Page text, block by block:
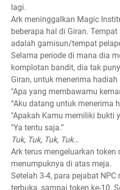
lagi.
Ark meninggalkan Magic
beberapa hal di Giran.
adalah garnisun/tempat
Selama periode di mana dia
komplotan bandit, dia tak
Giran, untuk menerima hadiah
"Apa yang membawamu
“Aku datang untuk menerima
"Apakah Kamu memiliki bukti
"Ya tentu saja.”
Tuk, Tuk, Tuk, Tuk…
Ark terus mengeluarkan token
menumpuknya di atas meja.
Setelah 3-4, para pejabat
terbuka, sampai token ke-10.